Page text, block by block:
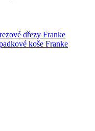
dřezy Franke
koše Franke